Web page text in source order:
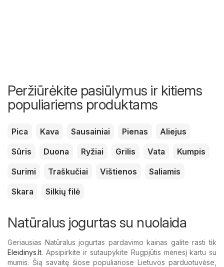
Peržiūrėkite pasiūlymus ir kitiems
populiariems produktams
Pica Kava Sausainiai Pienas
Aliejus
Sūris
Duona Ryžiai Grilis Vata
Kumpis
Surimi
Traškučiai Vištienos
Saliamis
Skara
Silkių filė
Natūralus jogurtas su nuolaida
Geriausias Natūralus jogurtas pardavimo kainas galite rasti tik
Eleidinys.lt. Apsipirkite ir sutaupykite Rugpjūtis mėnesį kartu su
mumis. Šią savaitę šiose populiariose Lietuvos parduotuvėse,